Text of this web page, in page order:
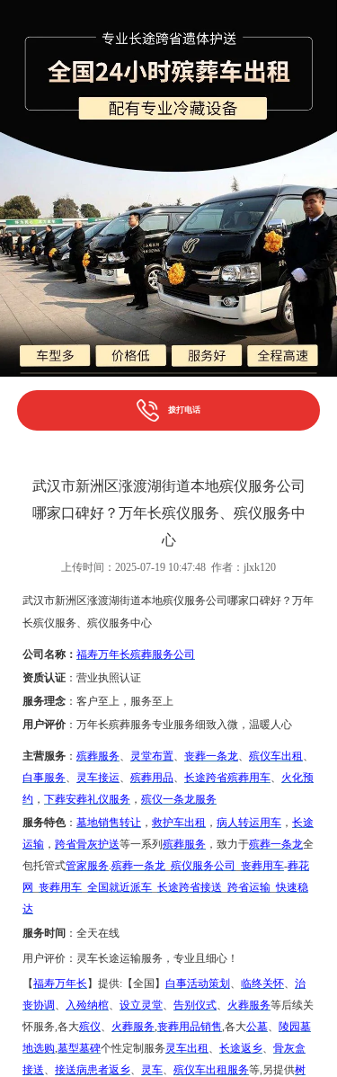
拨打电话
武汉市新洲区涨渡湖街道本地殡仪服务公司
哪家口碑好？万年长殡仪服务、殡仪服务中
心
上传时间：2025-07-19 10:47:48 作者：jlxk120
武汉市新洲区涨渡湖街道本地殡仪服务公司哪家口碑好？万年
长殡仪服务
殡仪服务中心
公司名称： 福寿万年长殡葬服务公司
资质认证 ：营业执照认证
服务理念 ：客户至上，服务至上
用户评价 ： 万年长殡葬服务专业服务细致入微，温暖人心
主营服务 ： 殡葬服务 灵堂布置 丧葬一条龙 殡仪车出租
白事服务
灵车接运 殡葬用品 长途跨省殡葬用车
火化预
约 ， 下葬安葬礼仪服务 ， 殡仪一条龙服务
服务特色： 墓地销售转让 ， 救护车出租 ， 病人转运用车 ， 长途
运输 ， 跨省骨灰护送等一系列殡葬服务 ，致力于殡葬一条龙全
包托管式管家服务 殡葬一条龙 殡仪服务公司 丧葬用车-葬花
网 丧葬用车 全国就近派车 长途跨省接送 跨省运输 _快速稳
达
服务时间 ：全天在线
用户评价： 灵车长途运输服务，专业且细心！
【福寿万年长】提供:【全国】 白事活动策划 临终关怀
治
丧协调
入殓纳棺 设立灵堂 告别仪式 火葬服务等后续关
怀服务 ,各大殡仪 火葬服务 丧葬用品销售 ,各大公墓
陵园墓
地选购 墓型墓碑个性定制服务灵车出租 长途返乡
骨灰盒
接送
接送病患者返乡 灵车 殡仪车出租服务等 ,另提供树